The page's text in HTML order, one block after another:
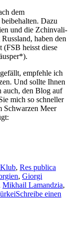
dem
Dazu
und die Zchinvali-
haben den
(FSB heisst diese
empfehle ich
Und sollte Ihnen
auch, den Blog auf
mich so schneller
Schwarzen Meer
, Res publica
, Giorgi
Mikhail Lamandzia,
Schreibe einen